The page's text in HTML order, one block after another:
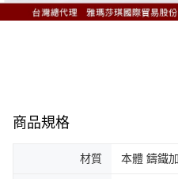
商品規格
材質 本體 鑄鐵